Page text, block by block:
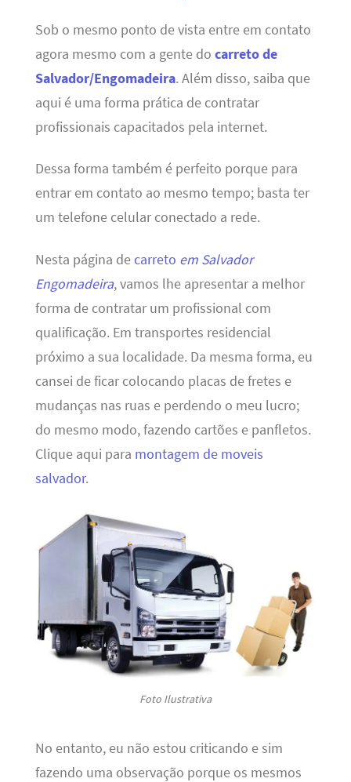
Sob o mesmo ponto de vista entre em contato
agora mesmo com a gente do carreto de
Salvador/Engomadeira. Além disso, saiba que
aqui é uma forma prática de contratar
profissionais capacitados pela internet.
Dessa forma também é perfeito porque para
entrar em contato ao mesmo tempo; basta ter
um telefone celular conectado a rede.
Nesta página decarreto em Salvador
Engomadeira, vamos lhe apresentar a melhor
forma de contratar um profissional com
qualificação. Em transportes residencial
próximo a sua localidade. Da mesma forma, eu
cansei de ficar colocando placas de fretes e
mudanças nas ruas e perdendo o meu lucro;
do mesmo modo, fazendo cartões e panfletos.
Clique aqui para montagem de moveis
salvador.
Foto Ilustrativa
No entanto, eu não estou criticando e sim
fazendo uma observação porque os mesmos